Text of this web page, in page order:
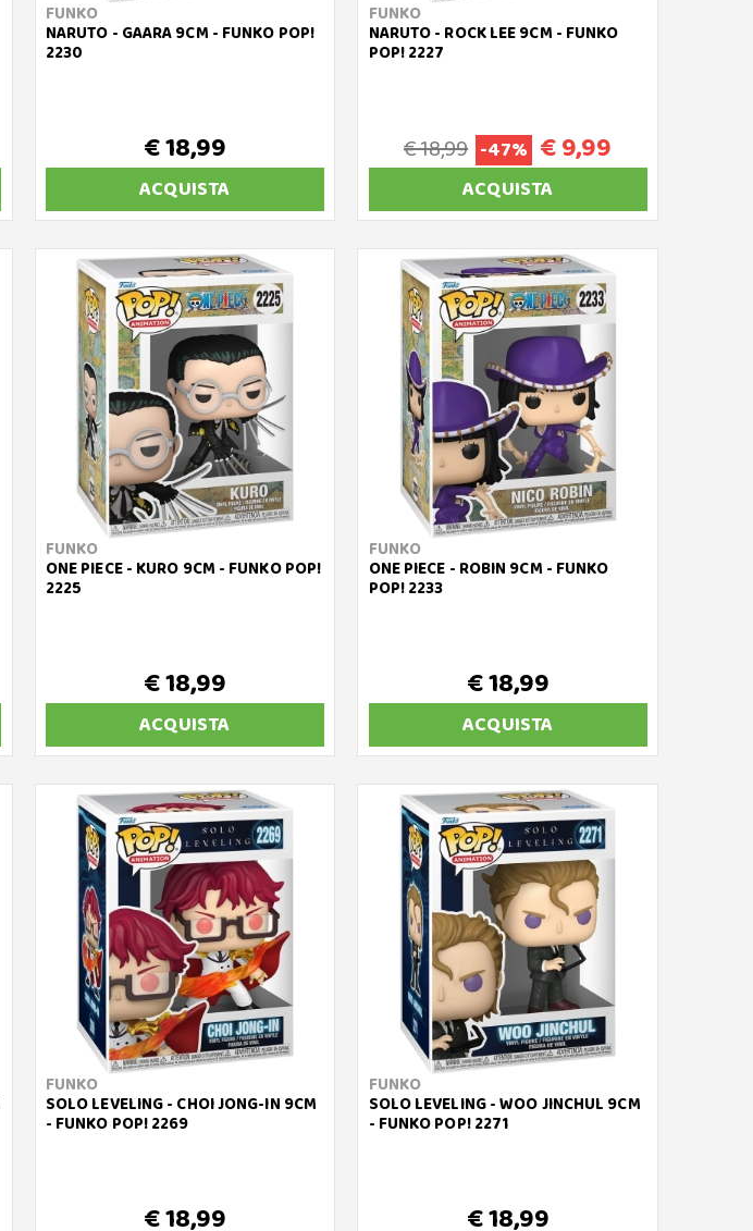
FUNKO
NARUTO - GAARA 9CM - FUNKO POP!
2230
€ 18,99
ACQUISTA
FUNKO
NARUTO - ROCK LEE 9CM - FUNKO
POP! 2227
€ 18,99 -47% € 9,99
ACQUISTA
FUNKO
ONE PIECE - KURO 9CM - FUNKO POP!
2225
€ 18,99
ACQUISTA
FUNKO
ONE PIECE - ROBIN 9CM - FUNKO
POP! 2233
€ 18,99
ACQUISTA
FUNKO
SOLO LEVELING - CHOI JONG-IN 9CM
- FUNKO POP! 2269
€ 18,99
FUNKO
SOLO LEVELING - WOO JINCHUL 9CM
- FUNKO POP! 2271
€ 18,99